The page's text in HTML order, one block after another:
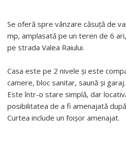
Se oferă spre vânzare căsuță de
mp, amplasată pe un teren de 6
pe strada Valea Raiului.
Casa este pe 2 nivele și este
camere, bloc sanitar, saună și garaj.
Este într-o stare simplă, dar
posibilitatea de a fi amenajată
Curtea include un foișor amenajat.